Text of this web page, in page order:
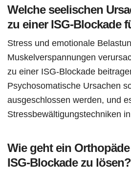
Welche seelischen
zu einer ISG-Blockade
Stress und emotionale
Muskelverspannungen
zu einer ISG-Blockade
Psychosomatische Ursachen
ausgeschlossen werden, und
Stressbewältigungstechniken
Wie geht ein
ISG-Blockade zu lösen?